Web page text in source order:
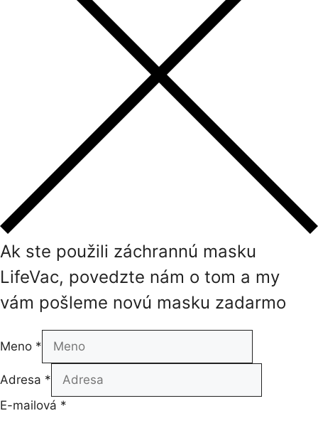
Ak ste použili záchrannú masku
LifeVac, povedzte nám o tom a my
vám pošleme novú masku zadarmo
Meno *
Adresa *
E-mailová *